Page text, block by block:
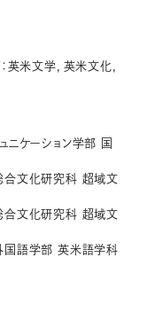
英米文学，英米文化，
ケーション学部 国
文化研究科 超域文
文化研究科 超域文
語学部 英米語学科